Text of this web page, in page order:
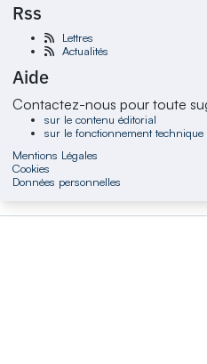
Rss
Lettres
Actualités
Aide
Contactez-nous pour toute
sur le contenu éditorial
sur le fonctionnement technique
Mentions Légales
Cookies
Données personnelles